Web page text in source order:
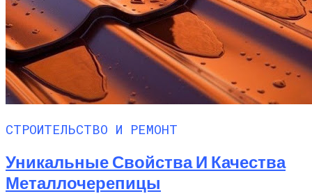
СТРОИТЕЛЬСТВО И РЕМОНТ
Уникальные Свойства И Качества
Металлочерепицы